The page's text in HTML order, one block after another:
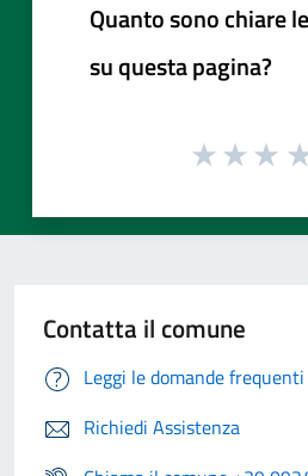
Quanto sono chiare
su questa pagina?
Contatta il comune
Leggi le domande frequenti
Richiedi Assistenza